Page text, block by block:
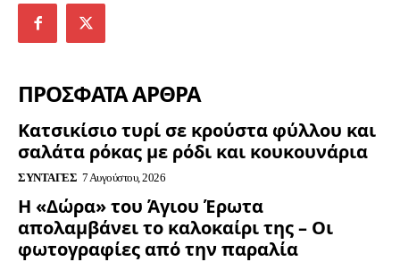
ΠΡΟΣΦΑΤΑ ΑΡΘΡΑ
Κατσικίσιο τυρί σε κρούστα φύλλου και
σαλάτα ρόκας με ρόδι και κουκουνάρια
ΣΥΝΤΑΓΈΣ 7 Αυγούστου, 2026
Η «Δώρα» του Άγιου Έρωτα
απολαμβάνει το καλοκαίρι της – Οι
φωτογραφίες από την παραλία